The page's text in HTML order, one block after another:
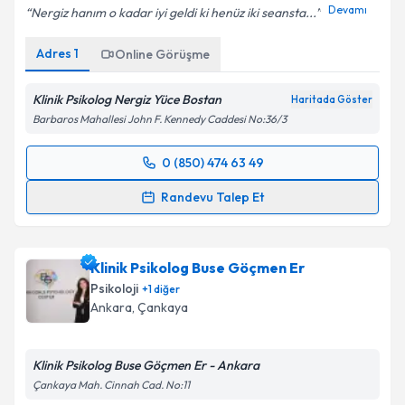
Nergiz hanım o kadar iyi geldi ki henüz iki seansta... Devamı
Adres 1 Online Görüşme
Klinik Psikolog Nergiz Yüce Bostan Haritada Göster
Barbaros Mahallesi John F. Kennedy Caddesi No:36/3
0 (850) 474 63 49
Randevu Talep Et
Randevu Takvimi Talebi
almanız için bir takvim hazırlandığında e-posta ile
bilgilendireceğiz.
E-posta Adresiniz
Klinik Psikolog Buse Göçmen Er
Psikoloji +1diğer
Ankara, Çankaya
Klinik Psikolog Buse Göçmen Er - Ankara
Çankaya Mah. Cinnah Cad. No:11